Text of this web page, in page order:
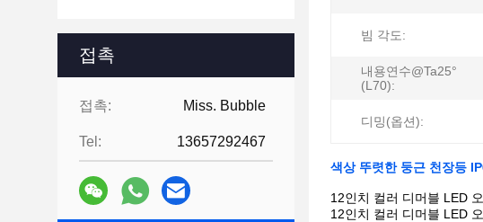
접촉
접촉: Miss. Bubble
Tel: 13657292467
빔 각도:
내용연수@Ta25°
(L70):
디밍(옵션):
색상 뚜렷한 둥근 천장등
12인치 컬러 디머블 LED
12인치 컬러 디머블 LED